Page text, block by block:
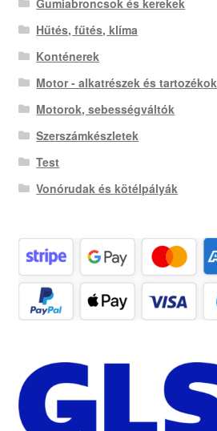
Hűtés, fűtés, klíma
Konténerek
Motor - alkatrészek és tartozékok
Motorok, sebességváltók
Szerszámkészletek
Test
Vonórudak és kötélpályák